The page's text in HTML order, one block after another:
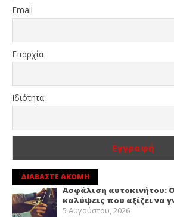
Email
Επαρχία
Ιδιότητα
ΔΙΑΒΑΣΤΕ ΑΚΟΜΗ
Ασφάλιση αυτοκινήτου:
καλύψεις που αξίζει να
5 Αυγούστου, 2026